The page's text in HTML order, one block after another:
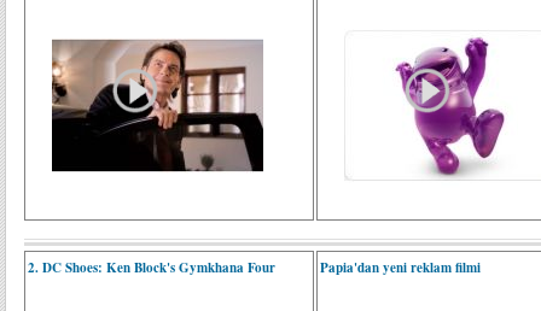
2. DC Shoes: Ken Block's Gymkhana Four Papia'dan yeni reklam filmi